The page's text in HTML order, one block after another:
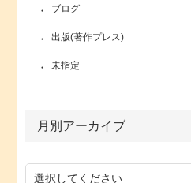
ブログ
出版(著作プレス)
未指定
月別アーカイブ